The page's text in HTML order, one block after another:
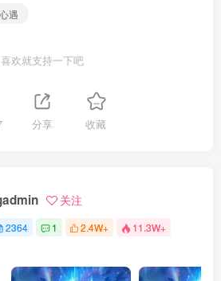
遇
喜欢就支持一下吧
分享 收藏
关注
2364 1 2.4W+ 11.3W+